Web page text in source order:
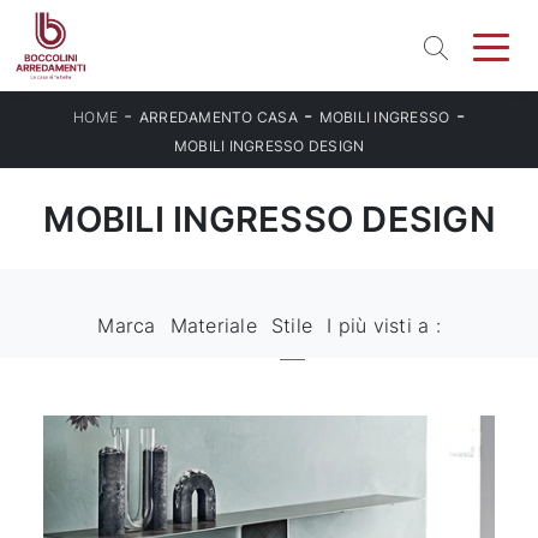
HOME - ARREDAMENTO CASA- MOBILI INGRESSO -
MOBILI INGRESSO DESIGN
MOBILI INGRESSO DESIGN
Marca Materiale Stile I più visti a :